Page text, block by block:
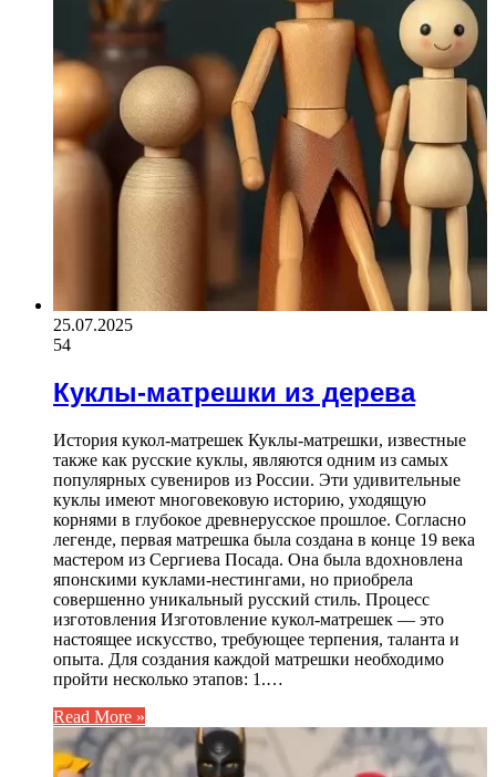
25.07.2025
54
Куклы-матрешки из дерева
История кукол-матрешек Куклы-матрешки, известные
также как русские куклы, являются одним из самых
популярных сувениров из России. Эти удивительные
куклы имеют многовековую историю, уходящую
корнями в глубокое древнерусское прошлое. Согласно
легенде, первая матрешка была создана в конце 19 века
мастером из Сергиева Посада. Она была вдохновлена
японскими куклами-нестингами, но приобрела
совершенно уникальный русский стиль. Процесс
изготовления Изготовление кукол-матрешек — это
настоящее искусство, требующее терпения, таланта и
опыта. Для создания каждой матрешки необходимо
пройти несколько этапов: 1.…
Read More »